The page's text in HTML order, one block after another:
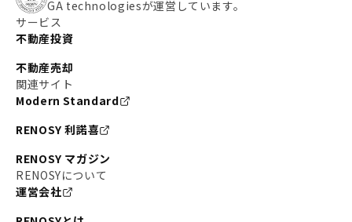
GA technologiesが運営しています。
サービス
不動産投資
不動産売却
関連サイト
Modern Standard
RENOSY 利諾喜
RENOSY マガジン
RENOSYについて
運営会社